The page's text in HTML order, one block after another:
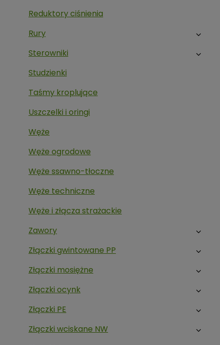
Reduktory ciśnienia
Rury
Sterowniki
Studzienki
Taśmy kroplujące
Uszczelki i oringi
Węże
Węże ogrodowe
Węże ssawno-tłoczne
Węże techniczne
Węże i złącza strażackie
Zawory
Złączki gwintowane PP
Złączki mosiężne
Złączki ocynk
Złączki PE
Złączki wciskane NW